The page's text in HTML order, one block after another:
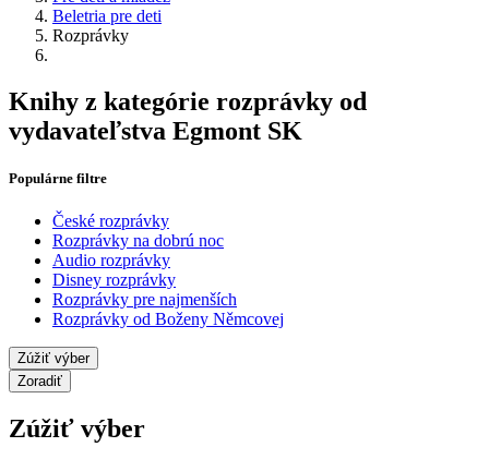
Beletria pre deti
Rozprávky
Knihy z kategórie rozprávky od
vydavateľstva Egmont SK
Populárne filtre
České rozprávky
Rozprávky na dobrú noc
Audio rozprávky
Disney rozprávky
Rozprávky pre najmenších
Rozprávky od Boženy Němcovej
Zúžiť výber
Zoradiť
Zúžiť výber